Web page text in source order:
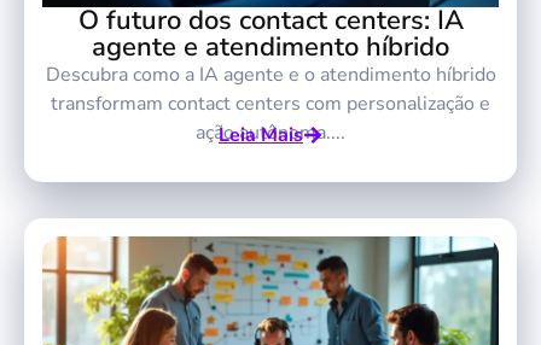
O futuro dos contact centers: IA
agente e atendimento híbrido
Descubra como a IA agente e o atendimento híbrido
transformam contact centers com personalização e
ação autônoma....
Leia Mais